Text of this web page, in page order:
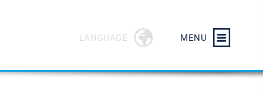
MENU
LANGUAGE